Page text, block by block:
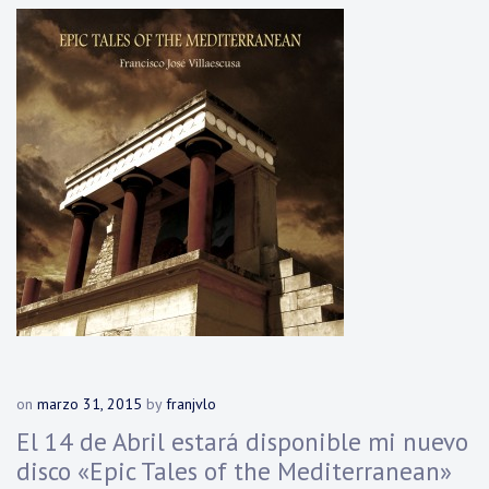
on marzo 31, 2015 byfranjvlo
El 14 de Abril estará disponible mi nuevo
disco «Epic Tales of the Mediterranean»